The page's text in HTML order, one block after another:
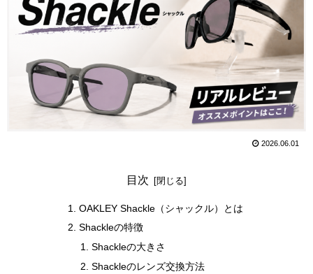
2026.06.01
目次
OAKLEY Shackle（シャックル）とは
Shackleの特徴
Shackleの大きさ
Shackleのレンズ交換方法